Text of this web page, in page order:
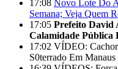
17:08 Novo Lote Do
Semana; Veja Quem
17:05 Prefeito David
Calamidade Pública
17:02 VÍDEO:
S0terrado Em Manaus